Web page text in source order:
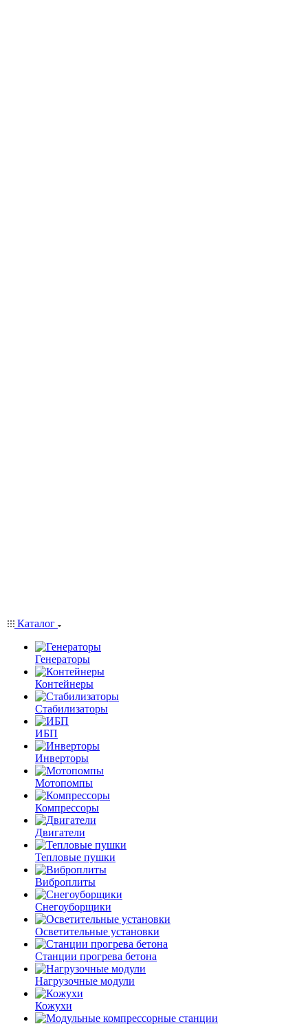
Каталог
Генераторы
Контейнеры
Стабилизаторы
ИБП
Инверторы
Мотопомпы
Компрессоры
Двигатели
Тепловые пушки
Виброплиты
Снегоуборщики
Осветительные установки
Станции прогрева бетона
Нагрузочные модули
Кожухи